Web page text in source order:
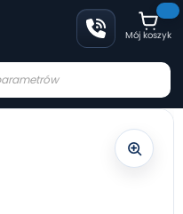
Mój koszyk